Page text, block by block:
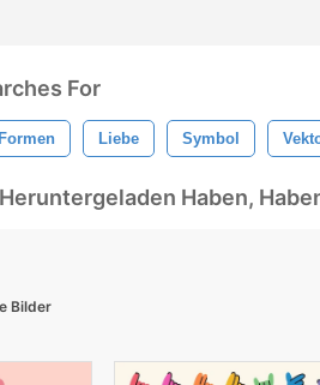
For
Formen Liebe Symbol
Haben,
Bilder